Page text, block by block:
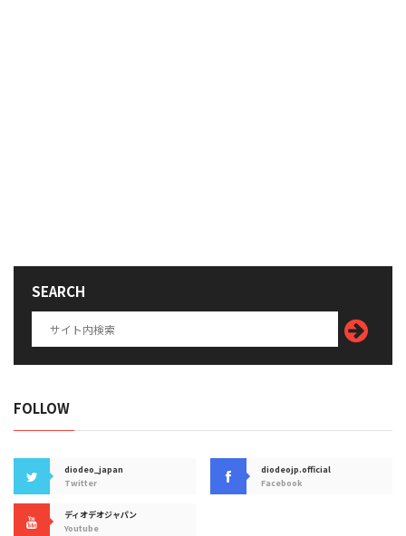
SEARCH
FOLLOW
diodeo_japan
Twitter
diodeojp.official
Facebook
ディオデオジャパン
Youtube